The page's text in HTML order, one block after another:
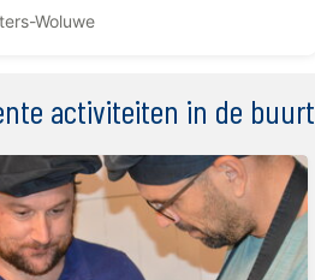
Woluwe
activiteiten in de buurt